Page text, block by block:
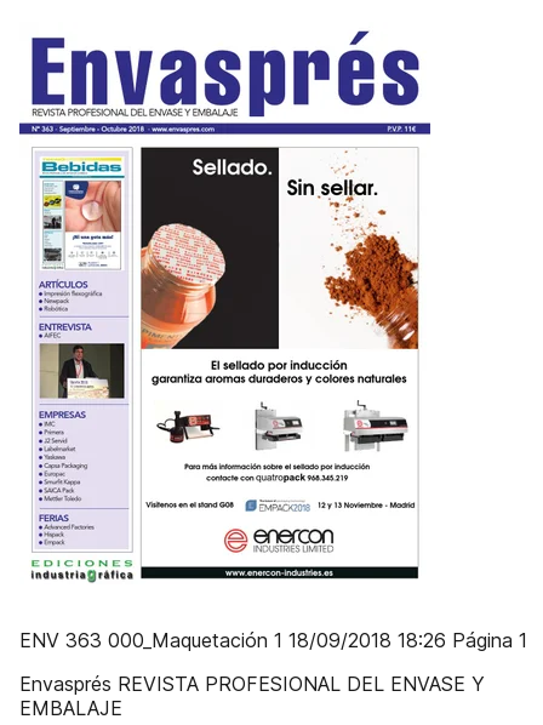
ENV 363 000_Maquetación 1 18/09/2018 18:26 Página 1
Envasprés REVISTA PROFESIONAL DEL ENVASE Y
EMBALAJE